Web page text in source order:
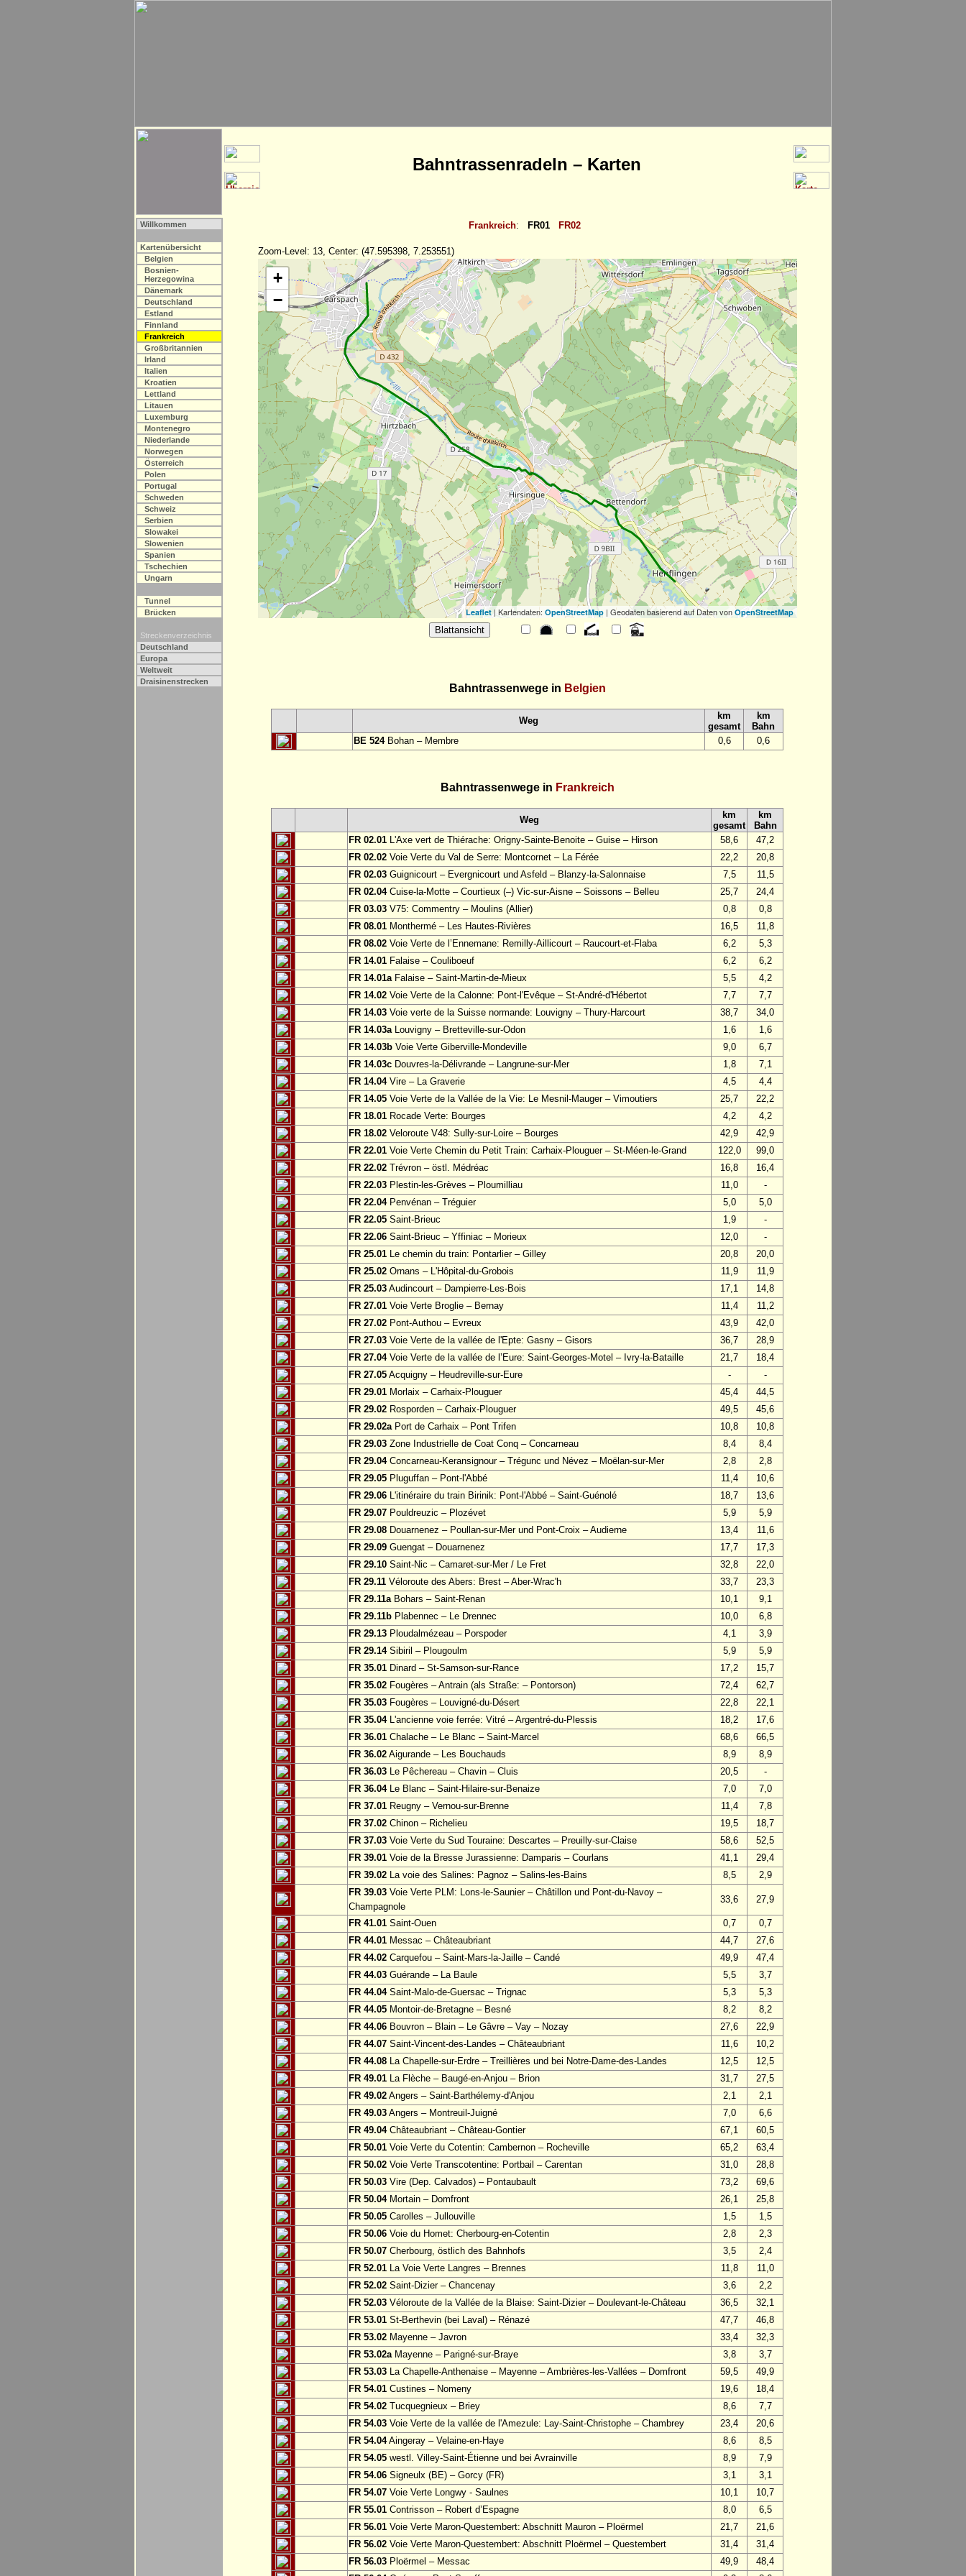
Bahntrassenradeln – Karten
Willkommen
Kartenübersicht
Belgien
Bosnien-
Herzegowina
Dänemark
Deutschland
Estland
Finnland
Frankreich
Großbritannien
Irland
Italien
Kroatien
Lettland
Litauen
Luxemburg
Montenegro
Niederlande
Norwegen
Österreich
Polen
Portugal
Schweden
Schweiz
Serbien
Slowakei
Slowenien
Spanien
Tschechien
Ungarn
Tunnel
Brücken
Streckenverzeichnis
Deutschland
Europa
Weltweit
Draisinenstrecken
Frankreich: FR01 FR02
Zoom-Level: 13, Center: (47.595398, 7.253551)
+
−
Leaflet| Kartendaten: OpenStreetMap| Geodaten basierend auf Daten von OpenStreetMap
Bahntrassenwege in Belgien
Weg
km
gesamt
km
Bahn
BE 524Bohan – Membre 0,6 0,6
Bahntrassenwege in Frankreich
Weg
km
gesamt
km
Bahn
FR 02.01 L'Axe vert de Thiérache: Origny-Sainte-Benoite – Guise – Hirson 58,6
47,2
FR 02.02 Voie Verte du Val de Serre: Montcornet – La Férée 22,2
20,8
FR 02.03 Guignicourt – Evergnicourt und Asfeld – Blanzy-la-Salonnaise 7,5
11,5
FR 02.04Cuise-la-Motte – Courtieux (–) Vic-sur-Aisne – Soissons – Belleu 25,7
24,4
FR 03.03 V75: Commentry – Moulins (Allier) 0,8
0,8
FR 08.01 Monthermé – Les Hautes-Rivières 16,5
11,8
FR 08.02 Voie Verte de l’Ennemane: Remilly-Aillicourt – Raucourt-et-Flaba 6,2
5,3
FR 14.01 Falaise – Couliboeuf 6,2
6,2
FR 14.01aFalaise – Saint-Martin-de-Mieux 5,5
4,2
FR 14.02 Voie Verte de la Calonne: Pont-l'Evêque – St-André-d'Hébertot 7,7
7,7
FR 14.03 Voie verte de la Suisse normande: Louvigny – Thury-Harcourt 38,7
34,0
FR 14.03aLouvigny – Bretteville-sur-Odon 1,6
1,6
FR 14.03b Voie Verte Giberville-Mondeville 9,0
6,7
FR 14.03c Douvres-la-Délivrande – Langrune-sur-Mer 1,8
7,1
FR 14.04Vire – La Graverie 4,5
4,4
FR 14.05 Voie Verte de la Vallée de la Vie: Le Mesnil-Mauger – Vimoutiers 25,7
22,2
FR 18.01 Rocade Verte: Bourges 4,2
4,2
FR 18.02 Veloroute V48: Sully-sur-Loire – Bourges 42,9
42,9
FR 22.01 Voie Verte Chemin du Petit Train: Carhaix-Plouguer – St-Méen-le-Grand 122,0
99,0
FR 22.02 Trévron – östl. Médréac 16,8
16,4
FR 22.03 Plestin-les-Grèves – Ploumilliau 11,0
-
FR 22.04Penvénan – Tréguier 5,0
5,0
FR 22.05 Saint-Brieuc 1,9
-
FR 22.06 Saint-Brieuc – Yffiniac – Morieux 12,0
-
FR 25.01 Le chemin du train: Pontarlier – Gilley 20,8
20,0
FR 25.02 Ornans – L'Hôpital-du-Grobois 11,9
11,9
FR 25.03 Audincourt – Dampierre-Les-Bois 17,1
14,8
FR 27.01 Voie Verte Broglie – Bernay 11,4
11,2
FR 27.02 Pont-Authou – Evreux 43,9
42,0
FR 27.03 Voie Verte de la vallée de l'Epte: Gasny – Gisors 36,7
28,9
FR 27.04Voie Verte de la vallée de l’Eure: Saint-Georges-Motel – Ivry-la-Bataille 21,7
18,4
FR 27.05 Acquigny – Heudreville-sur-Eure -
-
FR 29.01 Morlaix – Carhaix-Plouguer 45,4
44,5
FR 29.02 Rosporden – Carhaix-Plouguer 49,5
45,6
FR 29.02aPort de Carhaix – Pont Trifen 10,8
10,8
FR 29.03 Zone Industrielle de Coat Conq – Concarneau 8,4
8,4
FR 29.04Concarneau-Keransignour – Trégunc und Névez – Moëlan-sur-Mer 2,8
2,8
FR 29.05 Pluguffan – Pont-l'Abbé 11,4
10,6
FR 29.06 L'itinéraire du train Birinik: Pont-l'Abbé – Saint-Guénolé 18,7
13,6
FR 29.07 Pouldreuzic – Plozévet 5,9
5,9
FR 29.08 Douarnenez – Poullan-sur-Mer und Pont-Croix – Audierne 13,4
11,6
FR 29.09 Guengat – Douarnenez 17,7
17,3
FR 29.10 Saint-Nic – Camaret-sur-Mer / Le Fret 32,8
22,0
FR 29.11 Véloroute des Abers: Brest – Aber-Wrac'h 33,7
23,3
FR 29.11aBohars – Saint-Renan 10,1
9,1
FR 29.11b Plabennec – Le Drennec 10,0
6,8
FR 29.13 Ploudalmézeau – Porspoder 4,1
3,9
FR 29.14Sibiril – Plougoulm 5,9
5,9
FR 35.01 Dinard – St-Samson-sur-Rance 17,2
15,7
FR 35.02 Fougères – Antrain (als Straße: – Pontorson) 72,4
62,7
FR 35.03 Fougères – Louvigné-du-Désert 22,8
22,1
FR 35.04L'ancienne voie ferrée: Vitré – Argentré-du-Plessis 18,2
17,6
FR 36.01 Chalache – Le Blanc – Saint-Marcel 68,6
66,5
FR 36.02 Aigurande – Les Bouchauds 8,9
8,9
FR 36.03 Le Pêchereau – Chavin – Cluis 20,5
-
FR 36.04Le Blanc – Saint-Hilaire-sur-Benaize 7,0
7,0
FR 37.01 Reugny – Vernou-sur-Brenne 11,4
7,8
FR 37.02 Chinon – Richelieu 19,5
18,7
FR 37.03 Voie Verte du Sud Touraine: Descartes – Preuilly-sur-Claise 58,6
52,5
FR 39.01 Voie de la Bresse Jurassienne: Damparis – Courlans 41,1
29,4
FR 39.02 La voie des Salines: Pagnoz – Salins-les-Bains 8,5
2,9
FR 39.03 Voie Verte PLM: Lons-le-Saunier – Châtillon und Pont-du-Navoy –
Champagnole
33,6 27,9
FR 41.01 Saint-Ouen 0,7
0,7
FR 44.01 Messac – Châteaubriant 44,7
27,6
FR 44.02 Carquefou – Saint-Mars-la-Jaille – Candé 49,9
47,4
FR 44.03 Guérande – La Baule 5,5
3,7
FR 44.04Saint-Malo-de-Guersac – Trignac 5,3
5,3
FR 44.05 Montoir-de-Bretagne – Besné 8,2
8,2
FR 44.06 Bouvron – Blain – Le Gâvre – Vay – Nozay 27,6
22,9
FR 44.07 Saint-Vincent-des-Landes – Châteaubriant 11,6
10,2
FR 44.08 La Chapelle-sur-Erdre – Treillières und bei Notre-Dame-des-Landes 12,5
12,5
FR 49.01 La Flèche – Baugé-en-Anjou – Brion 31,7
27,5
FR 49.02 Angers – Saint-Barthélemy-d'Anjou 2,1
2,1
FR 49.03 Angers – Montreuil-Juigné 7,0
6,6
FR 49.04Châteaubriant – Château-Gontier 67,1
60,5
FR 50.01 Voie Verte du Cotentin: Cambernon – Rocheville 65,2
63,4
FR 50.02 Voie Verte Transcotentine: Portbail – Carentan 31,0
28,8
FR 50.03 Vire (Dep. Calvados) – Pontaubault 73,2
69,6
FR 50.04Mortain – Domfront 26,1
25,8
FR 50.05 Carolles – Jullouville 1,5
1,5
FR 50.06 Voie du Homet: Cherbourg-en-Cotentin 2,8
2,3
FR 50.07 Cherbourg, östlich des Bahnhofs 3,5
2,4
FR 52.01 La Voie Verte Langres – Brennes 11,8
11,0
FR 52.02 Saint-Dizier – Chancenay 3,6
2,2
FR 52.03 Véloroute de la Vallée de la Blaise: Saint-Dizier – Doulevant-le-Château 36,5
32,1
FR 53.01 St-Berthevin (bei Laval) – Rénazé 47,7
46,8
FR 53.02 Mayenne – Javron 33,4
32,3
FR 53.02aMayenne – Parigné-sur-Braye 3,8
3,7
FR 53.03 La Chapelle-Anthenaise – Mayenne – Ambrières-les-Vallées – Domfront 59,5
49,9
FR 54.01 Custines – Nomeny 19,6
18,4
FR 54.02 Tucquegnieux – Briey 8,6
7,7
FR 54.03 Voie Verte de la vallée de l'Amezule: Lay-Saint-Christophe – Chambrey 23,4
20,6
FR 54.04Aingeray – Velaine-en-Haye 8,6
8,5
FR 54.05 westl. Villey-Saint-Étienne und bei Avrainville 8,9
7,9
FR 54.06 Signeulx (BE) – Gorcy (FR) 3,1
3,1
FR 54.07 Voie Verte Longwy - Saulnes 10,1
10,7
FR 55.01 Contrisson – Robert d’Espagne 8,0
6,5
FR 56.01 Voie Verte Maron-Questembert: Abschnitt Mauron – Ploërmel 21,7
21,6
FR 56.02 Voie Verte Maron-Questembert: Abschnitt Ploërmel – Questembert 31,4
31,4
FR 56.03 Ploërmel – Messac 49,9
48,4